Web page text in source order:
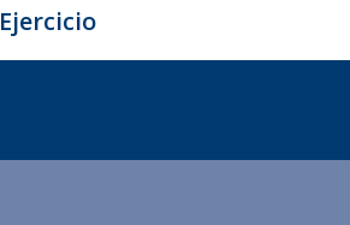
Ejercicio